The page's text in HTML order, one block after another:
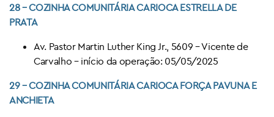
28 –COZINHA COMUNITÁRIA CARIOCAESTRELLA DE
PRATA
Av. Pastor Martin Luther King Jr., 5609 – Vicente de
Carvalho – início da operação: 05/05/2025
29 – COZINHA COMUNITÁRIA CARIOCA FORÇA PAVUNA E
ANCHIETA